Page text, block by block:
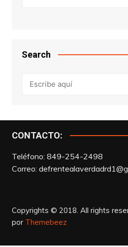
Search
CONTACTO:
Teléfono: 849-254-2498
Correo:
Copyrights © 2018. All rights
por Themebeez